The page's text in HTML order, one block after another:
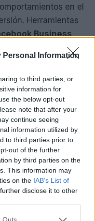
Personal Information
to third parties, or
information for
the below opt-out
note that after your
continue seeing
information utilized by
to third parties prior to
out of the further
by third parties on the
This information may
on the IAB’s List of
disclose it to other
one or more Google
en el
Herramientas
Business
es fundamental
monitorear de
cuáles son
Algunos de los
CPA, y otros
de tus campañas.
podrás ajustar
y optimizar tu